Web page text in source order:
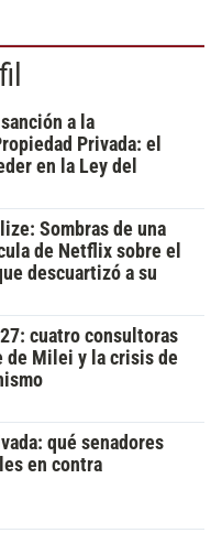
a la
Privada: el
en la Ley del
Sombras de una
de Netflix sobre el
descuartizó a su
cuatro consultoras
de Milei y la crisis de
qué senadores
en contra